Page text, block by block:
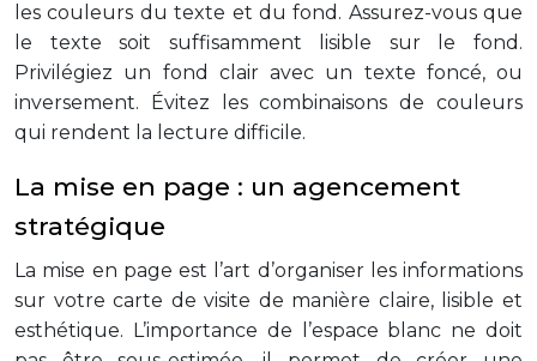
les couleurs du texte et du fond. Assurez-vous que
le texte soit suffisamment lisible sur le fond.
Privilégiez un fond clair avec un texte foncé, ou
inversement. Évitez les combinaisons de couleurs
qui rendent la lecture difficile.
La mise en page : un agencement
stratégique
La mise en page est l’art d’organiser les informations
sur votre carte de visite de manière claire, lisible et
esthétique. L’importance de l’espace blanc ne doit